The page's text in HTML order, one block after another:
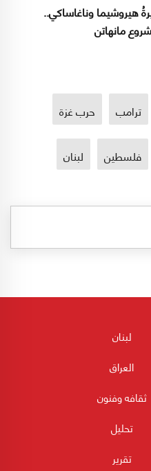
هيروشيما وناغاساكي..
مانهاتن
ترامب حرب غزة
فلسطين لبنان
لبنان
العراق
ثقافه وفنون
تحليل
تقرير